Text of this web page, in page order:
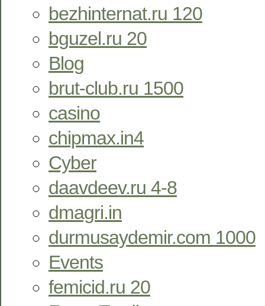
bezhinternat.ru 120
bguzel.ru 20
Blog
brut-club.ru 1500
casino
chipmax.in4
Cyber
daavdeev.ru 4-8
dmagri.in
durmusaydemir.com 1000
Events
femicid.ru 20